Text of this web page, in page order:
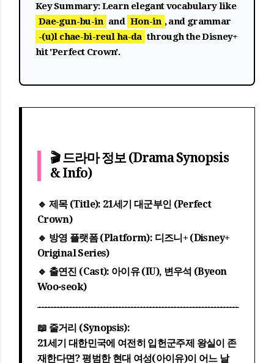
Key Summary:Learn elegant vocabulary like
Dae-gun-bu-in and Hon-in , and grammar
-(u)l chae-bi-reul ha-da through the Disney+
hit 'Perfect Crown'.
🎬 드라마 정보 (Drama Synopsis
& Info)
🔹 제목 (Title): 21세기 대군부인 (Perfect
Crown)
🔹 방영 플랫폼 (Platform): 디즈니+ (Disney+
Original Series)
🔹 출연진 (Cast): 아이유 (IU), 변우석 (Byeon
Woo-seok)
📖 줄거리 (Synopsis):
21세기 대한민국에 여전히 입헌군주제 왕실이 존
재한다면? 평범한 현대 여성(아이유)이 어느 날